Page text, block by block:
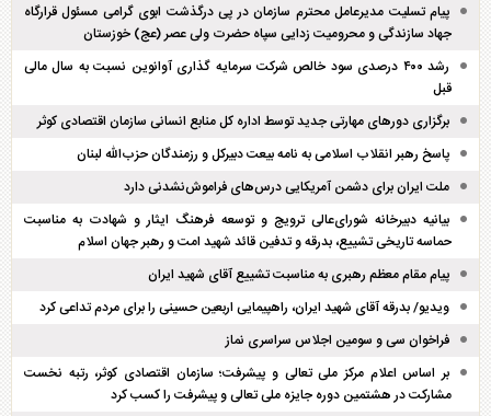
پیام تسلیت مدیرعامل محترم سازمان در پی درگذشت ابوی گرامی مسئول قرارگاه
جهاد سازندگی و محرومیت زدایی سپاه حضرت ولی عصر (عج) خوزستان
رشد ۴۰۰ درصدی سود خالص شرکت سرمایه گذاری آوانوین نسبت به سال مالی
قبل
برگزاری دور‌های مهارتی جدید توسط اداره کل منابع انسانی سازمان اقتصادی کوثر
پاسخ رهبر انقلاب اسلامی به نامه بیعت دبیرکل و رزمندگان حزب‌الله لبنان
ملت ایران برای دشمن آمریکایی درس‌های فراموش‌نشدنی دارد
بیانیه دبیرخانه شورای‌عالی ترویج و توسعه فرهنگ ایثار و شهادت به مناسبت
حماسه تاریخی تشییع، بدرقه و تدفین قائد شهید امت و رهبر جهان اسلام
پیام مقام معظم رهبری به مناسبت تشییع آقای شهید ایران
ویدیو/ بدرقه آقای شهید ایران، راهپیمایی اربعین حسینی را برای مردم تداعی کرد
فراخوان سی و سومین اجلاس سراسری نماز
بر اساس اعلام مرکز ملی تعالی و پیشرفت؛ سازمان اقتصادی کوثر، رتبه نخست
مشارکت در هشتمین دوره جایزه ملی تعالی و پیشرفت را کسب کرد